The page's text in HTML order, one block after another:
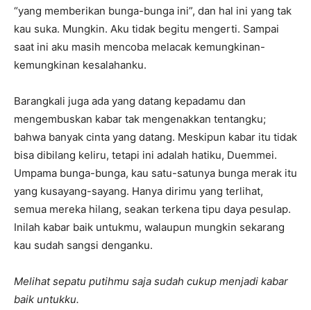
“yang memberikan bunga-bunga ini”, dan hal ini yang tak
kau suka. Mungkin. Aku tidak begitu mengerti. Sampai
saat ini aku masih mencoba melacak kemungkinan-
kemungkinan kesalahanku.
Barangkali juga ada yang datang kepadamu dan
mengembuskan kabar tak mengenakkan tentangku;
bahwa banyak cinta yang datang. Meskipun kabar itu tidak
bisa dibilang keliru, tetapi ini adalah hatiku, Duemmei.
Umpama bunga-bunga, kau satu-satunya bunga merak itu
yang kusayang-sayang. Hanya dirimu yang terlihat,
semua mereka hilang, seakan terkena tipu daya pesulap.
Inilah kabar baik untukmu, walaupun mungkin sekarang
kau sudah sangsi denganku.
Melihat sepatu putihmu saja sudah cukup menjadi kabar
baik untukku.